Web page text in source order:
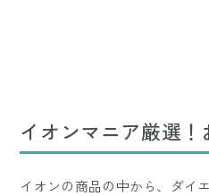
イオンマニア厳選
イオンの商品の中から、ダイ